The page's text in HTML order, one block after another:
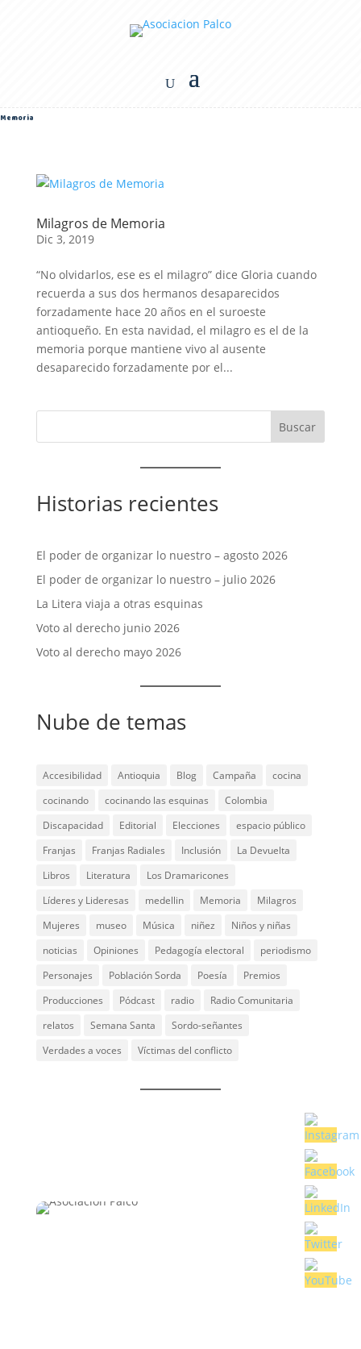
Memoria
Milagros de Memoria
Dic 3, 2019
“No olvidarlos, ese es el milagro” dice Gloria cuando
recuerda a sus dos hermanos desaparecidos
forzadamente hace 20 años en el suroeste
antioqueño. En esta navidad, el milagro es el de la
memoria porque mantiene vivo al ausente
desaparecido forzadamente por el...
Historias recientes
El poder de organizar lo nuestro – agosto 2026
El poder de organizar lo nuestro – julio 2026
La Litera viaja a otras esquinas
Voto al derecho junio 2026
Voto al derecho mayo 2026
Nube de temas
Accesibilidad Antioquia Blog Campaña
cocina
cocinando
cocinando las esquinas
Colombia
Discapacidad
Editorial Elecciones
espacio público
Franjas
Franjas Radiales Inclusión
La Devuelta
Libros
Literatura
Los Dramaricones
Líderes y Lideresas
medellin Memoria
Milagros
Mujeres
museo Música niñez
Niños y niñas
noticias
Opiniones Pedagogía electoral
periodismo
Personajes
Población Sorda Poesía
Premios
Producciones
Pódcast radio
Radio Comunitaria
relatos
Semana Santa
Sordo-señantes
Verdades a voces
Víctimas del conflicto
proyecta la construcción de nuevos saberes, nuevas